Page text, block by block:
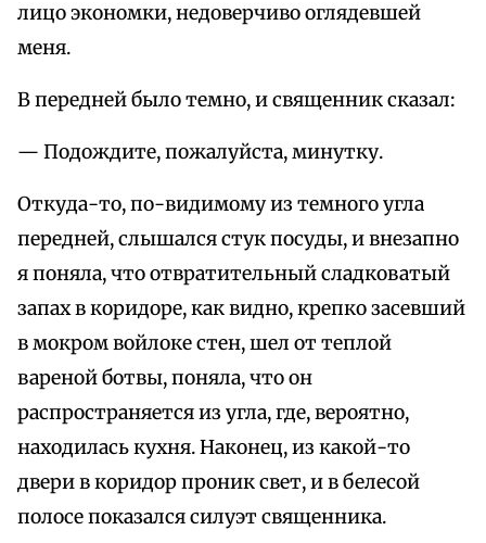
лицо экономки, недоверчиво оглядевшей
меня.
В передней было темно, и священник сказал:
— Подождите, пожалуйста, минутку.
Откуда-то, по-видимому из темного угла
передней, слышался стук посуды, и внезапно
я поняла, что отвратительный сладковатый
запах в коридоре, как видно, крепко засевший
в мокром войлоке стен, шел от теплой
вареной ботвы, поняла, что он
распространяется из угла, где, вероятно,
находилась кухня. Наконец, из какой-то
двери в коридор проник свет, и в белесой
полосе показался силуэт священника.